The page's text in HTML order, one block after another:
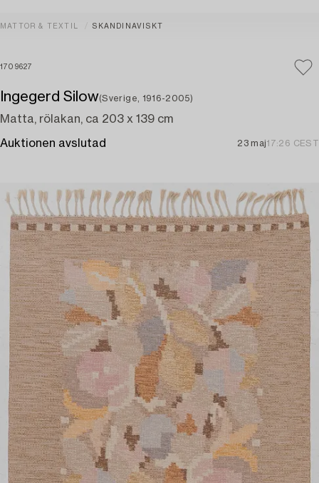
MATTOR & TEXTIL SKANDINAVISKT
1709627
Ingegerd Silow(Sverige, 1916-2005)
Matta, rölakan, ca 203 x 139 cm
Auktionen avslutad 23 maj17:26 CEST